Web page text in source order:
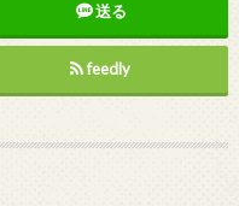
送る
feedly